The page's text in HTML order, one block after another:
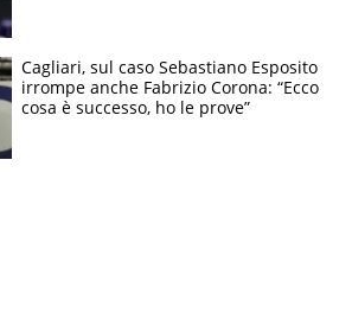
Cagliari, sul caso Sebastiano Esposito
irrompe anche Fabrizio Corona: “Ecco
cosa è successo, ho le prove”